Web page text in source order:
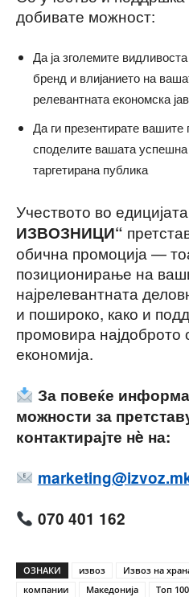
добивате можност:
Да ја зголемите
бренд и влијанието на
релевантната економска
Да ги презентирате вашите
споделите вашата
таргетирана публика
Учеството во едицијата
ИЗВОЗНИЦИ“
обична промоција —
позиционирање на
најрелевантната
и пошироко, како и
промовира најдоброто
економија.
За повеќе
можности за
контактирајте нè на:
070 401 162
ОЗНАКИ извоз Извоз на
компании
Македонија Топ